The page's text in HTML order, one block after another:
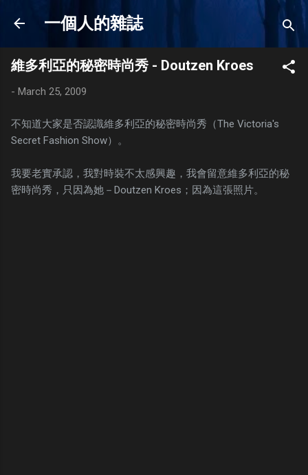
Skip to main content
一個人的雜誌
維多利亞的秘密時尚秀 - Doutzen Kroes
- March 25, 2009
不知道大家是否認識維多利亞的秘密時尚秀（The Victoria's
Secret Fashion Show）。
我要老實承認，我對時裝不太感興趣，我會留意維多利亞的秘
密時尚秀，只因為她－Doutzen Kroes；因為這張照片。